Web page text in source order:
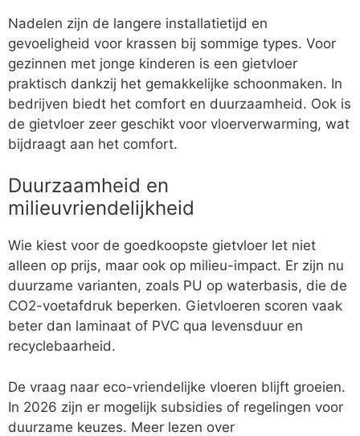
Nadelen zijn de langere installatietijd en
gevoeligheid voor krassen bij sommige types. Voor
gezinnen met jonge kinderen is een gietvloer
praktisch dankzij het gemakkelijke schoonmaken. In
bedrijven biedt het comfort en duurzaamheid. Ook is
de gietvloer zeer geschikt voor vloerverwarming, wat
bijdraagt aan het comfort.
Duurzaamheid en
milieuvriendelijkheid
Wie kiest voor de goedkoopste gietvloer let niet
alleen op prijs, maar ook op milieu-impact. Er zijn nu
duurzame varianten, zoals PU op waterbasis, die de
CO2-voetafdruk beperken. Gietvloeren scoren vaak
beter dan laminaat of PVC qua levensduur en
recyclebaarheid.
De vraag naar eco-vriendelijke vloeren blijft groeien.
In 2026 zijn er mogelijk subsidies of regelingen voor
duurzame keuzes. Meer lezen over